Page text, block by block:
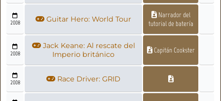
2008 Guitar Hero: World Tour
Narrador del
tutorial de batería
2008
Jack Keane: Al rescate del
Imperio británico
Capitán Cookster
2008 Race Driver: GRID